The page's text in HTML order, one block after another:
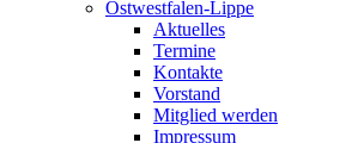
Ostwestfalen-Lippe
Aktuelles
Termine
Kontakte
Vorstand
Mitglied werden
Impressum